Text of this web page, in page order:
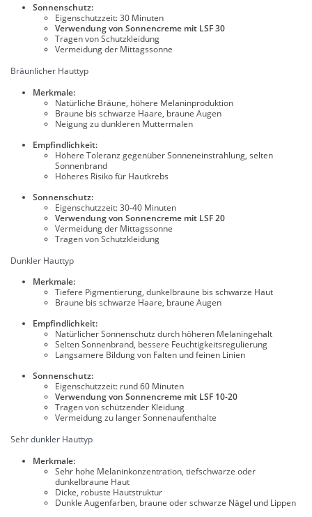
Sonnenschutz:
Eigenschutzzeit: 30 Minuten
Verwendung von Sonnencreme mit LSF 30
Tragen von Schutzkleidung
Vermeidung der Mittagssonne
Bräunlicher Hauttyp
Merkmale:
Natürliche Bräune, höhere Melaninproduktion
Braune bis schwarze Haare, braune Augen
Neigung zu dunkleren Muttermalen
Empfindlichkeit:
Höhere Toleranz gegenüber Sonneneinstrahlung, selten
Sonnenbrand
Höheres Risiko für Hautkrebs
Sonnenschutz:
Eigenschutzzeit: 30-40 Minuten
Verwendung von Sonnencreme mit LSF 20
Vermeidung der Mittagssonne
Tragen von Schutzkleidung
Dunkler Hauttyp
Merkmale:
Tiefere Pigmentierung, dunkelbraune bis schwarze Haut
Braune bis schwarze Haare, braune Augen
Empfindlichkeit:
Natürlicher Sonnenschutz durch höheren Melaningehalt
Selten Sonnenbrand, bessere Feuchtigkeitsregulierung
Langsamere Bildung von Falten und feinen Linien
Sonnenschutz:
Eigenschutzzeit: rund 60 Minuten
Verwendung von Sonnencreme mit LSF 10-20
Tragen von schützender Kleidung
Vermeidung zu langer Sonnenaufenthalte
Sehr dunkler Hauttyp
Merkmale:
Sehr hohe Melaninkonzentration, tiefschwarze oder
dunkelbraune Haut
Dicke, robuste Hautstruktur
Dunkle Augenfarben, braune oder schwarze Nägel und Lippen